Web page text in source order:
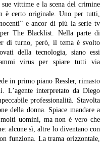
vittime e la scena del crimine
è certo originale. Uno per tutti,
e ancor di più la serie tv
The Blacklist. Nella parte di
di turno, però, il tema è svolto
della tecnologia, siano essi
virus per spiare tutti via
in primo piano Ressler, rimasto
interpretato da Diego
professionalità. Stavolta
della donna. Spiace mandare a
uomini, ma non è vero che
alcune sì, altre lo diventano con
funziona. La trama orizzontale,